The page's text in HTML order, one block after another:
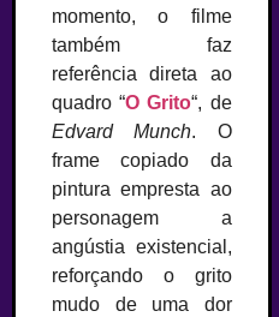
momento, o filme
também faz
referência direta ao
quadro “O Grito“, de
Edvard Munch. O
frame copiado da
pintura empresta ao
personagem a
angústia existencial,
reforçando o grito
mudo de uma dor